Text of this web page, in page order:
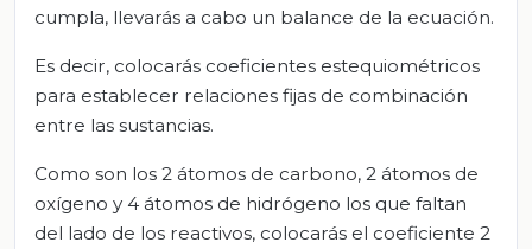
cumpla, llevarás a cabo un balance de la ecuación.
Es decir, colocarás coeficientes estequiométricos
para establecer relaciones fijas de combinación
entre las sustancias.
Como son los 2 átomos de carbono, 2 átomos de
oxígeno y 4 átomos de hidrógeno los que faltan
del lado de los reactivos, colocarás el coeficiente 2